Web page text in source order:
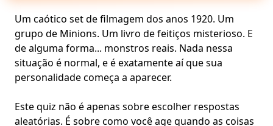
Um caótico set de filmagem dos anos 1920. Um
grupo de Minions. Um livro de feitiços misterioso. E
de alguma forma... monstros reais. Nada nessa
situação é normal, e é exatamente aí quesua
personalidadecomeça a aparecer.
Este quiz não é apenas sobre escolher respostas
aleatórias. É sobre como você age quando as coisas